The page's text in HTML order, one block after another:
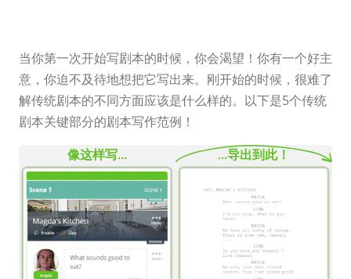
范例
当你第一次开始写剧本的时候，你会渴望！你有一个好主
意，你迫不及待地想把它写出来。刚开始的时候，很难了
解传统剧本的不同方面应该是什么样的。以下是5个传统
剧本关键部分的剧本写作范例！
像这样写... ...导出到此！